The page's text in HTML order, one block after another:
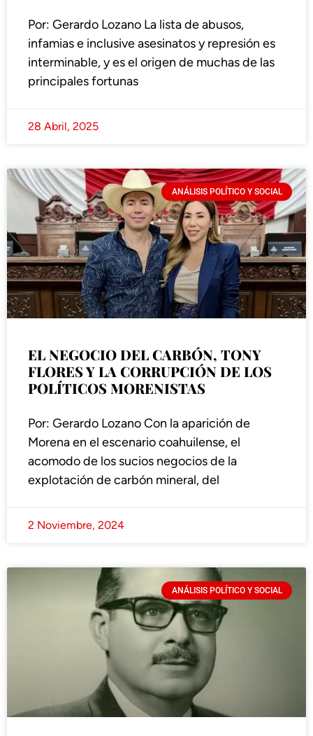
Por: Gerardo Lozano La lista de abusos,
infamias e inclusive asesinatos y represión es
interminable, y es el origen de muchas de las
principales fortunas
28 Abril, 2025
ANÁLISIS POLÍTICO Y SOCIAL
EL NEGOCIO DEL CARBÓN, TONY
FLORES Y LA CORRUPCIÓN DE LOS
POLÍTICOS MORENISTAS
Por: Gerardo Lozano Con la aparición de
Morena en el escenario coahuilense, el
acomodo de los sucios negocios de la
explotación de carbón mineral, del
2 Noviembre, 2024
ANÁLISIS POLÍTICO Y SOCIAL